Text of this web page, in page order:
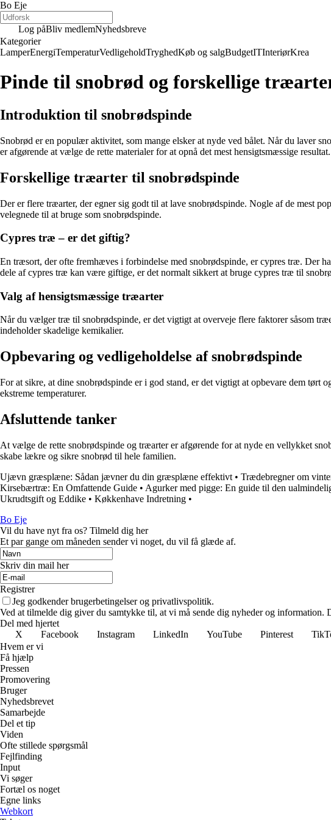
Bo Eje
Log påBliv medlemNyhedsbreve
Kategorier
LamperEnergiTemperaturVedligeholdTryghedKøb og salgBudgetITInteriørKrea
Pinde til snobrød og forskellige
Introduktion til snobrødspinde
Snobrød er en populær aktivitet, som mange elsker at nyde ved bålet. Når du laver
er afgørende at vælge de rette materialer for at opnå det mest hensigtsmæssige resultat.
Forskellige træarter til snobrødspinde
Der er flere træarter, der egner sig godt til at lave snobrødspinde. Nogle af de mest
velegnede til at bruge som snobrødspinde.
Cypres træ – er det giftig?
En træsort, der ofte fremhæves i forbindelse med snobrødspinde, er cypres træ. Der
dele af cypres træ kan være giftige, er det normalt sikkert at bruge cypres træ til
Valg af hensigtsmæssige træarter
Når du vælger træ til snobrødspinde, er det vigtigt at overveje flere faktorer såsom
indeholder skadelige kemikalier.
Opbevaring og vedligeholdelse af snobrødspinde
For at sikre, at dine snobrødspinde er i god stand, er det vigtigt at opbevare dem
ekstreme temperaturer.
Afsluttende tanker
At vælge de rette snobrødspinde og træarter er afgørende for at nyde en vellykket
skabe lækre og sikre snobrød til hele familien.
Ujævn græsplæne: Sådan jævner du din græsplæne effektivt • Trædebregner om
Kirsebærtræ: En Omfattende Guide • Agurker med pigge: En guide til den
Ukrudtsgift og Eddike • Køkkenhave Indretning •
Bo Eje
Vil du have nyt fra os? Tilmeld dig her
Et par gange om måneden sender vi noget, du vil få glæde af.
Skriv din mail her
Registrer
Jeg godkender brugerbetingelser og privatlivspolitik.
Ved at tilmelde dig giver du samtykke til, at vi må sende dig nyheder og
Del med hjertet
X
Facebook Instagram LinkedIn YouTube Pinterest
Hvem er vi
Få hjælp
Pressen
Promovering
Bruger
Nyhedsbrevet
Samarbejde
Del et tip
Viden
Ofte stillede spørgsmål
Fejlfinding
Input
Vi søger
Fortæl os noget
Egne links
Webkort